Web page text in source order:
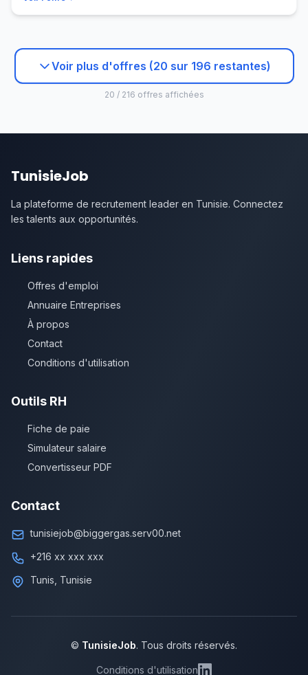
Voir plus d'offres (20 sur 196 restantes)
20 / 216 offres affichées
TunisieJob
La plateforme de recrutement leader en Tunisie. Connectez
les talents aux opportunités.
Liens rapides
Offres d'emploi
Annuaire Entreprises
À propos
Contact
Conditions d'utilisation
Outils RH
Fiche de paie
Simulateur salaire
Convertisseur PDF
Contact
tunisiejob@biggergas.serv00.net
+216 xx xxx xxx
Tunis, Tunisie
© TunisieJob. Tous droits réservés.
Conditions d'utilisation